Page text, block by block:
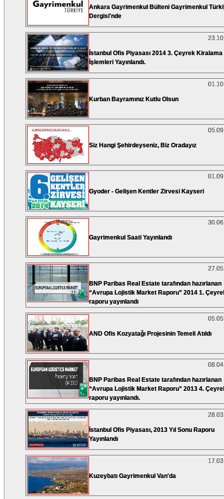
Ankara Gayrimenkul Bülteni Gayrimenkul
Dergisi'nde
İstanbul Ofis Piyasası 2014 3. Çeyrek Kiralama
İşlemleri Yayınlandı.
Kurban Bayramınız Kutlu Olsun
Siz Hangi Şehirdeyseniz, Biz Oradayız
Gyoder - Gelişen Kentler Zirvesi Kayseri
Gayrimenkul Saati Yayınlandı
BNP Paribas Real Estate tarafından hazırlanan
“Avrupa Lojistik Market Raporu” 2014 1.
raporu yayınlandı
AND Ofis Kozyatağı Projesinin Temeli Atıldı
BNP Paribas Real Estate tarafından hazırlanan
“Avrupa Lojistik Market Raporu” 2013 4.
raporu yayınlandı.
İstanbul Ofis Piyasası, 2013 Yıl Sonu Raporu
Yayınlandı
Kuzeybatı Gayrimenkul Van'da